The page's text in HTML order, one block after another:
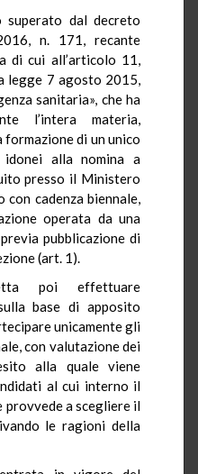
superato dal decreto
n. 171, recante
di cui all’articolo 11,
legge 7 agosto 2015,
sanitaria», che ha
l’intera materia,
formazione di un unico
idonei alla nomina a
presso il Ministero
cadenza biennale,
operata da una
pubblicazione di
(art. 1).
poi effettuare
base di apposito
unicamente gli
con valutazione dei
alla quale viene
al cui interno il
provvede a scegliere il
le ragioni della